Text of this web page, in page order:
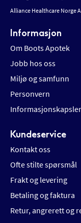
Alliance Healthcare Norge
Informasjon
Om Boots Apotek
Jobb hos oss
Miljø og samfunn
Personvern
Informasjonskapsler
Kundeservice
Kontakt oss
Ofte stilte spørsmål
Frakt og levering
Betaling og faktura
Retur, angrerett og